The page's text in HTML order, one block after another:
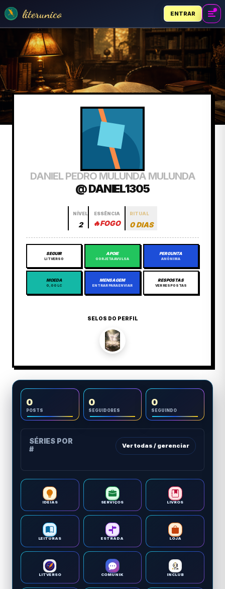
literunico ENTRAR
DANIEL PEDRO MULUNDA MULUNDA
@ DANIEL1305
NÍVEL
2
ESSÊNCIA
🔥FOGO
RITUAL
0 DIAS
SEGUIR
LITVERSO
APOIE
GORJETA AVULSA
PERGUNTA
ANÔNIMA
MOEDA
0,00 LC
MENSAGEM
ENTRAR PARA ENVIAR
RESPOSTAS
VER RESPOSTAS
SELOS DO PERFIL
0
POSTS
0
SEGUIDORES
0
SEGUINDO
SÉRIES POR
#
Ver todas / gerenciar
IDEIAS SERVIÇOS LIVROS
LEITURAS ESTRADA LOJA
LITVERSO COMUNIK INCLUB